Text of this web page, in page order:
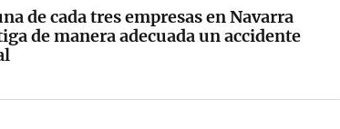
de cada tres empresas en Navarra
de manera adecuada un accidente